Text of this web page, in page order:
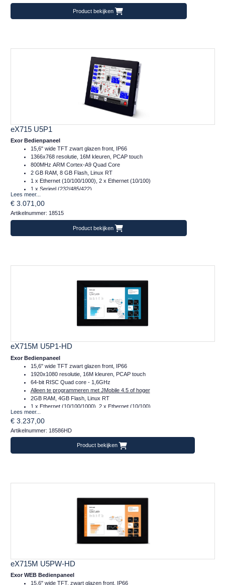
Frontafmeting: 344x163 (mm)
Product bekijken
eX715 U5P1
Exor Bedienpaneel
15,6" wide TFT zwart glazen front, IP66
1366x768 resolutie, 16M kleuren, PCAP touch
800MHz ARM Cortex-A9 Quad Core
2 GB RAM, 8 GB Flash, Linux RT
1 x Ethernet (10/100/1000), 2 x Ethernet (10/100)
1 x Serieel (232/485/422)
2 x Plug-in, 2 x USB, 1 x SD
Temperatuur inzetbereik: -20..+60°C
CE, DNVGL, EUROMR, cULus, Class I Div 2, ATEX en IECex
Frontafmeting: 422x267 (mm)
Lees meer...
€ 3.071,00
Artikelnummer: 18515
Product bekijken
eX715M U5P1-HD
Exor Bedienpaneel
15,6" wide TFT zwart glazen front, IP66
1920x1080 resolutie, 16M kleuren, PCAP touch
64-bit RISC Quad core - 1,6GHz
Alleen te programmeren met JMobile 4.5 of hoger
2GB RAM, 4GB Flash, Linux RT
1 x Ethernet (10/100/1000), 2 x Ethernet (10/100)
1 x Serieel (232/485/422)
2 x Plug-in, 2 x USB, 1 x SD
Temperatuur inzetbereik: -20..+60°C
CE, DNVGL, cULus, Class I Div 2, ATEX en IECex
Frontafmeting: 422x267 (mm)
Lees meer...
€ 3.237,00
Artikelnummer: 18586HD
Product bekijken
eX715M U5PW-HD
Exor WEB Bedienpaneel
15,6" wide TFT, zwart glazen front, IP66